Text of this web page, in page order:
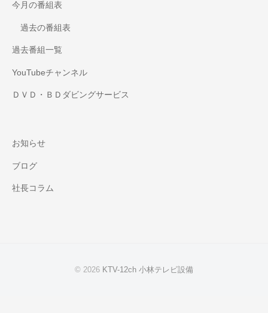
今月の番組表
過去の番組表
過去番組一覧
YouTubeチャンネル
ＤＶＤ・ＢＤダビングサービス
お知らせ
ブログ
社長コラム
© 2026 KTV-12ch 小林テレビ設備